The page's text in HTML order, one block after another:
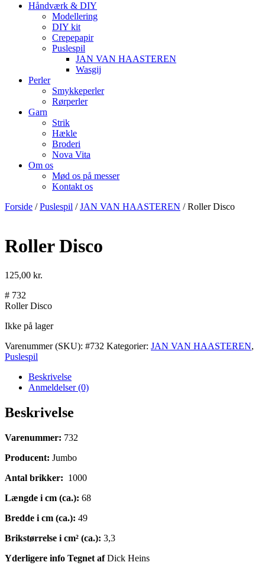
Håndværk & DIY
Modellering
DIY kit
Crepepapir
Puslespil
JAN VAN HAASTEREN
Wasgij
Perler
Smykkeperler
Rørperler
Garn
Strik
Hækle
Broderi
Nova Vita
Om os
Mød os på messer
Kontakt os
Forside /Puslespil /JAN VAN HAASTEREN / Roller Disco
Roller Disco
125,00 kr.
# 732
Roller Disco
Ikke på lager
Varenummer (SKU): #732 Kategorier: JAN VAN HAASTEREN,
Puslespil
Beskrivelse
Anmeldelser (0)
Beskrivelse
Varenummer: 732
Producent: Jumbo
Antal brikker: 1000
Længde i cm (ca.): 68
Bredde i cm (ca.): 49
Brikstørrelse i cm² (ca.): 3,3
Yderligere info Tegnet afDick Heins